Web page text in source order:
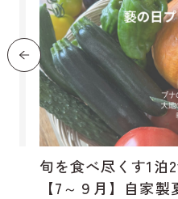
旬を食べ尽くす1泊2
【7～９月】自家製夏